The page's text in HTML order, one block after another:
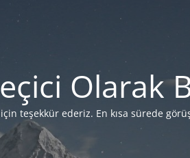
Olarak
için teşekkür ederiz. En kısa sürede